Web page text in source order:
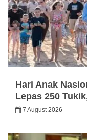
Hari Anak
Lepas 250
7 August 2026